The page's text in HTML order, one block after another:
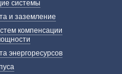
системы
и заземление
компенсации
энергоресурсов